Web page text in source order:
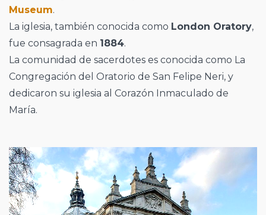
Museum.
La iglesia, también conocida como London Oratory,
fue consagrada en 1884.
La comunidad de sacerdotes es conocida como La
Congregación del Oratorio de San Felipe Neri, y
dedicaron su iglesia al Corazón Inmaculado de
María.